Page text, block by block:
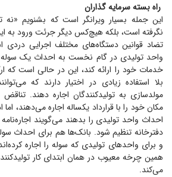
راه بسته سرمایه گذاران
این جمله بسیار ویرانگر است که بشنویم
نگرفته است، بلکه هیچ‌کس دیگر جرئت ورود به
تضاد قوانین دستگاه‌های مختلف اجرایی
واحد تولیدی در گام نخست به احداث یک سوله و
خدمات خود را ارائه کند، این در حالی است که
بلا استفاده زیادی در اختیار دارند که
مولد‌سازی به تولیدکنندگان اجاره دهند.
مکان خود را با قرارداد یکساله اجاره می‌دهند،
احداث واحد تولیدی را بدهند می‌گویند
دفترخانه تنظیم شود. بانک‌ها هم برای احداث
و برای واحد‌های تولیدی که سوله را اجاره
همین چرخه معیوب در همان ابتدای کار
می‌کند.